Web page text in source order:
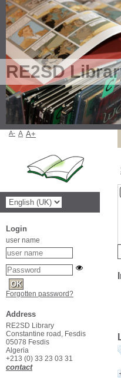
RE2SD
A- A A+
Login
user name
Forgotten password?
Address
RE2SD Library
Constantine road, Fesdis
05078 Fesdis
Algeria
+213 (0) 33 23 03 31
contact